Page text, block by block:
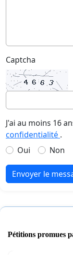
Captcha
J'ai au moins 16
confidentialité .
Oui
Non
Envoyer le
Pétitions promues